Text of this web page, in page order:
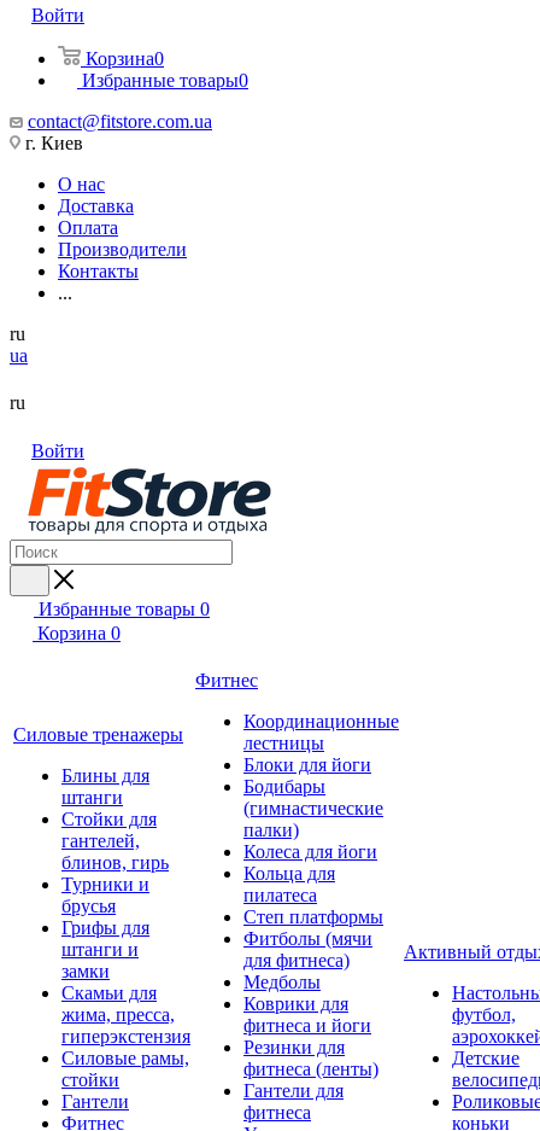
Войти
Корзина0
Избранные товары0
contact@fitstore.com.ua
г. Киев
О нас
Доставка
Оплата
Производители
Контакты
...
ru
ua
ru
Войти
Избранные товары 0
Корзина 0
Силовые тренажеры
Блины для
штанги
Стойки для
гантелей,
блинов, гирь
Турники и
брусья
Грифы для
штанги и
замки
Скамьи для
жима, пресса,
гиперэкстензия
Силовые рамы,
стойки
Гантели
Фитнес
Фитнес
Координационные
лестницы
Блоки для йоги
Бодибары
(гимнастические
палки)
Колеса для йоги
Кольца для
пилатеса
Степ платформы
Фитболы (мячи
для фитнеса)
Медболы
Коврики для
фитнеса и йоги
Резинки для
фитнеса (ленты)
Гантели для
фитнеса
Активный
футбол,
Детские
коньки